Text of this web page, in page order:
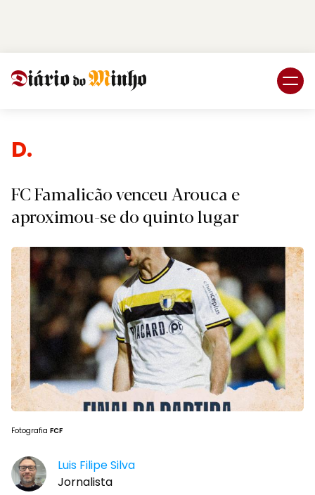
Desp
FC Famalicão venceu Arouca e
aproximou-se do quinto lugar
Fotografia FCF
Luis Filipe Silva
Jornalista